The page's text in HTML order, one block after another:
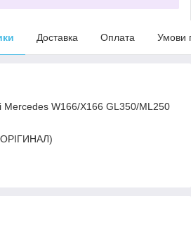
Доставка Оплата Умови
Mercedes W166/X166 GL350/ML250